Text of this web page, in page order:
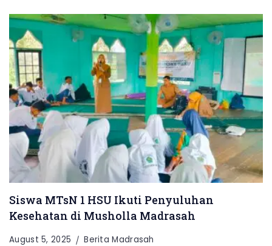
Siswa MTsN 1 HSU Ikuti Penyuluhan
Kesehatan di Musholla Madrasah
August 5, 2025 Berita Madrasah